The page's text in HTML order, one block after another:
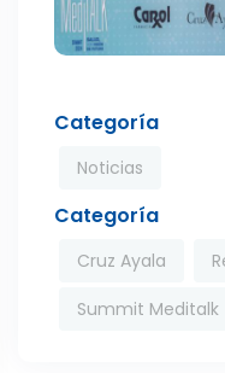
Categoría
Noticias
Categoría
Cruz Ayala
Summit Meditalk